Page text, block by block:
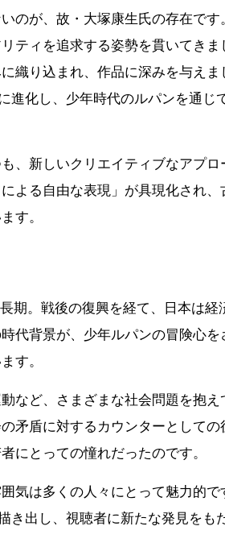
のが、故・大塚康生氏の存在で
ティを追求する姿勢を貫いてきま
織り込まれ、作品に深みを与えま
進化し、少年時代のルパンを通じ
、新しいクリエイティブなアプロ
よる自由な表現」が具現化され
す。
期。戦後の復興を経て、日本は経
代背景が、少年ルパンの冒険心を
す。
など、さまざまな社会問題を抱え
矛盾に対するカウンターとしての
にとっての憧れだったのです。
気は多くの人々にとって魅力的で
出し、視聴者に新たな発見をも